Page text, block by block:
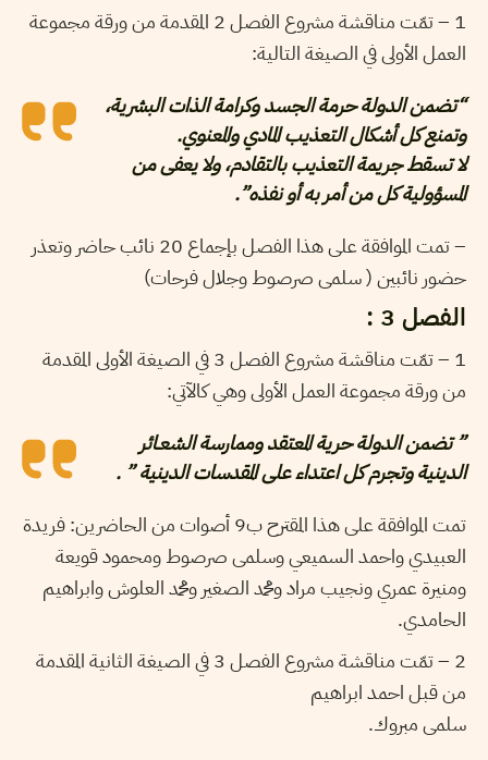
1 – تمّت مناقشة مشروع الفصل 2 المقدمة من ورقة مجموعة
العمل الأولى في الصيغة التالية:
“تضمن الدولة حرمة الجسد وكرامة الذات البشرية،
وتمنع كل أشكال التعذيب المادي والمعنوي.
لا تسقط جريمة التعذيب بالتقادم، ولا يعفى من
المسؤولية كل من أمر به أو نفذه”.
– تمت الموافقة على هذا الفصل بإجماع 20 نائب حاضر وتعذر
حضور نائبين ( سلمى صرصوط وجلال فرحات)
الفصل 3 :
1 – تمّت مناقشة مشروع الفصل 3 في الصيغة الأولى المقدمة
من ورقة مجموعة العمل الأولى وهي كالآتي:
” تضمن الدولة حرية المعتقد وممارسة الشعـائر
الدينية وتجرم كل اعتداء على المقدسات الدينية ” .
تمت الموافقة على هذا المقترح ب9 أصوات من الحاضرين: فريدة
العبيدي واحمد السميعي وسلمى صرصوط ومحمود قويعة
ومنيرة عمري ونجيب مراد ومحمد الصغير ومحمد العلوش وابراهيم
الحامدي.
2 – تمّت مناقشة مشروع الفصل 3 في الصيغة الثانية المقدمة
من قبل احمد ابراهيم
سلمى مبروك.